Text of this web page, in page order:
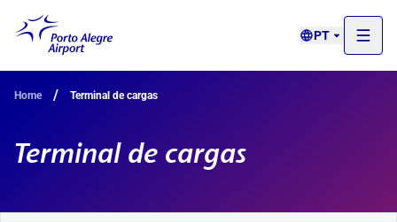
PT
Home / Terminal de cargas
Terminal de cargas